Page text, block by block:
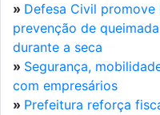
» Defesa Civil
prevenção de
durante a seca
» Segurança,
com empresários
» Prefeitura reforça